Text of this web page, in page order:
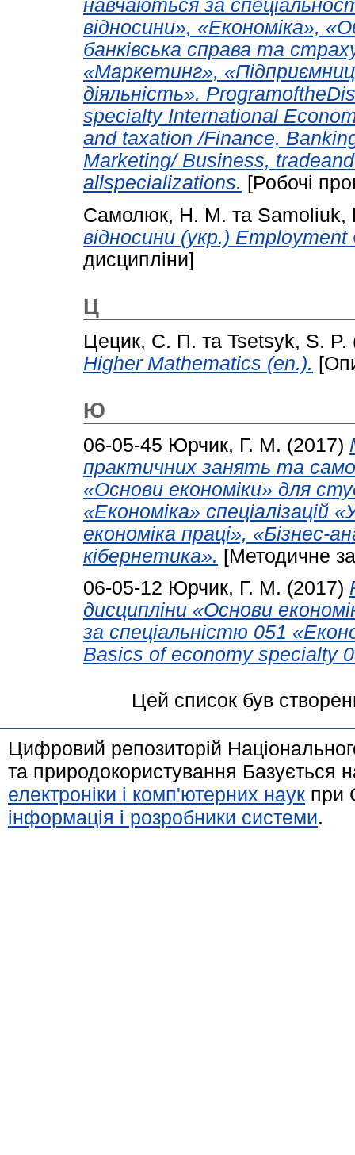
навчаються за
відносини», «Економіка»,
банківська справа та
«Маркетинг»,
діяльність».
specialty International
and taxation /Finance,
Marketing/ Business,
allspecializations. [Робочі
Самолюк, Н. М. та Samoliuk,
відносини (укр.)
дисципліни]
Ц
Цецик, С. П. та Tsetsyk, S. P.
Higher Mathematics (en.).
Ю
06-05-45 Юрчик, Г. М. (2017)
практичних занять та
«Основи економіки» для
«Економіка» спеціалізацій
економіка праці», «Бізнес-
кібернетика». [Методичне
06-05-12 Юрчик, Г. М. (2017)
дисципліни «Основи
за спеціальністю 051
Basics of economy specialty
Цей список був
Цифровий репозиторій
та природокористування Базується
електроніки і комп'ютерних наук при
інформація і розробники системи.